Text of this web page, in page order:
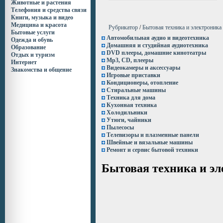
Животные и растения
Телефония и средства связи
Книги, музыка и видео
Медицина и красота
Бытовые услуги
Одежда и обувь
Образование
Отдых и туризм
Интернет
Знакомства и общение
Рубрикатор /Бытовая техника и электроника
Автомобильная аудио и видеотехника
Домашняя и студийная аудиотехника
DVD плееры, домашние кинотеатры
Mp3, CD, плееры
Видеокамеры и аксессуары
Игровые приставки
Кондиционеры, отопление
Стиральные машины
Техника для дома
Кухонная техника
Холодильники
Утюги, чайники
Пылесосы
Телевизоры и плазменные панели
Швейные и вязальные машины
Ремонт и сервис бытовой техники
Бытовая техника и